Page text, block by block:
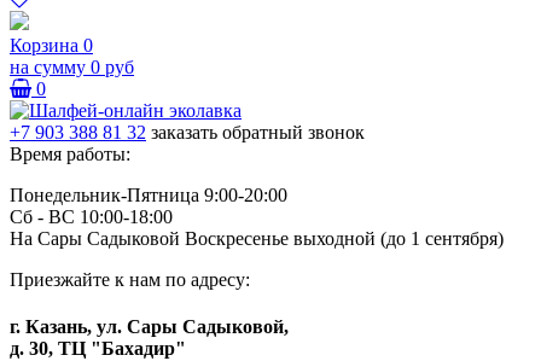
Корзина 0
на сумму 0 руб
0
+7 903 388 81 32 заказать обратный звонок
Время работы:
Понедельник-Пятница 9:00-20:00
Сб - ВС 10:00-18:00
На Сары Садыковой Воскресенье выходной (до 1 сентября)
Приезжайте к нам по адресу:
г. Казань, ул. Сары Садыковой,
д. 30, ТЦ "Бахадир"